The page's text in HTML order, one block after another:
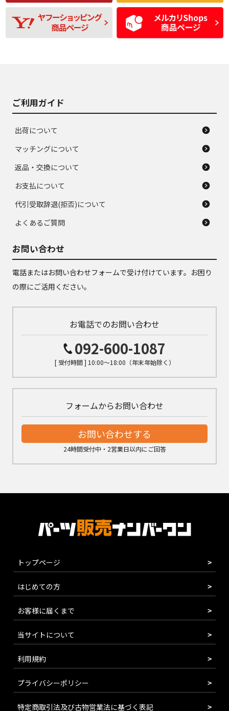
D
使用感や目立つ傷が
あり、一般的な中古
品
D
残り溝も少なく、偏
磨耗がみられ、短期
間使用できるくらい
の中古品
ご利用ガイド
出荷について
マッチングについて
返品・交換について
お支払について
代引受取辞退(拒否)について
よくあるご質問
お問い合わせ
電話またはお問い合わせフォームで受け付けています。お困り
の際にご活用ください。
お電話でのお問い合わせ
092-600-1087
[ 受付時間 ] 10:00～18:00（年末年始除く）
フォームからお問い合わせ
お問い合わせする
24時間受付中・2営業日以内にご回答
トップページ
はじめての方
お客様に届くまで
当サイトについて
利用規約
プライバシーポリシー
特定商取引法及び古物営業法に基づく表記